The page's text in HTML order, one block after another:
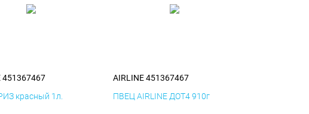
451367467
красный 1л.
AIRLINE 451367467
ПВЕЦ AIRLINE ДОТ4 910г